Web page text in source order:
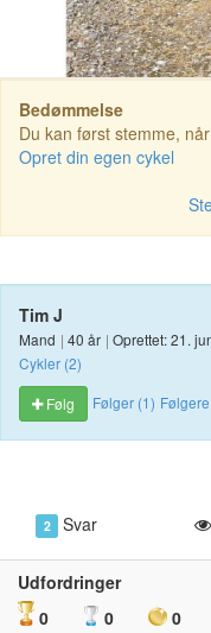
Bedømmelse
Du kan først stemme,
Opret din egen cykel
Tim J
Mand | 40 år | Oprettet: 21.
Cykler (2)
Følg
Følger (1)
2 Svar
Udfordringer
0
0 0